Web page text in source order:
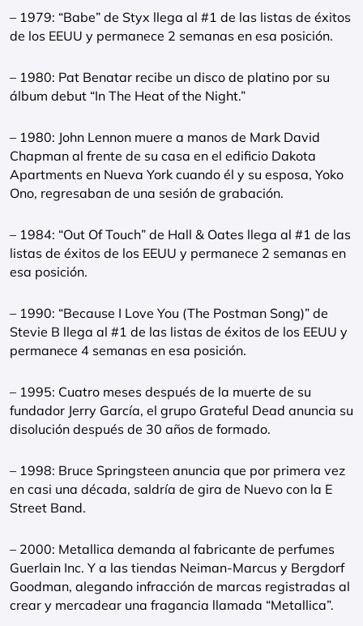
– 1979: “Babe” de Styx llega al #1 de las listas de éxitos
de los EEUU y permanece 2 semanas en esa posición.
– 1980: Pat Benatar recibe un disco de platino por su
álbum debut “In The Heat of the Night.”
– 1980: John Lennon muere a manos de Mark David
Chapman al frente de su casa en el edificio Dakota
Apartments en Nueva York cuando él y su esposa, Yoko
Ono, regresaban de una sesión de grabación.
– 1984: “Out Of Touch” de Hall & Oates llega al #1 de las
listas de éxitos de los EEUU y permanece 2 semanas en
esa posición.
– 1990: “Because I Love You (The Postman Song)” de
Stevie B llega al #1 de las listas de éxitos de los EEUU y
permanece 4 semanas en esa posición.
– 1995: Cuatro meses después de la muerte de su
fundador Jerry García, el grupo Grateful Dead anuncia su
disolución después de 30 años de formado.
– 1998: Bruce Springsteen anuncia que por primera vez
en casi una década, saldría de gira de Nuevo con la E
Street Band.
– 2000: Metallica demanda al fabricante de perfumes
Guerlain Inc. Y a las tiendas Neiman-Marcus y Bergdorf
Goodman, alegando infracción de marcas registradas al
crear y mercadear una fragancia llamada “Metallica”.